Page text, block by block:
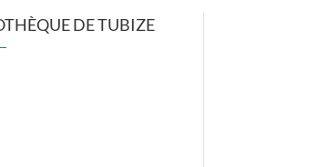
DE TUBIZE